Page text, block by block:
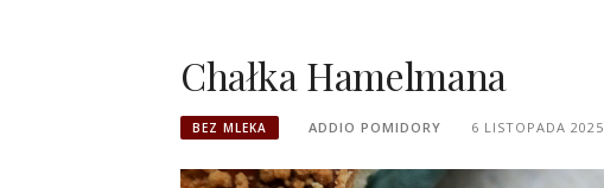
Chałka Hamelmana
BEZ MLEKA ADDIO POMIDORY 6 LISTOPADA 2025